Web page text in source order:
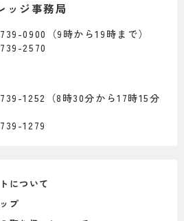
ッジ事務局
0900（9時から19時まで）
2570
1252（8時30分から17時15分
1279
について
プ